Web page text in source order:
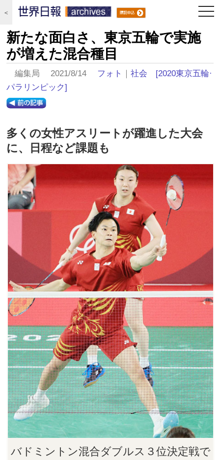
＜
新たな面白さ、東京五輪で実施
が増えた混合種目
編集局 2021/8/14 フォト ｜社会
[2020東京五輪·
パラリンピック]
多くの女性アスリートが躍進した大会
に、日程など課題も
バドミントン混合ダブルス３位決定戦で